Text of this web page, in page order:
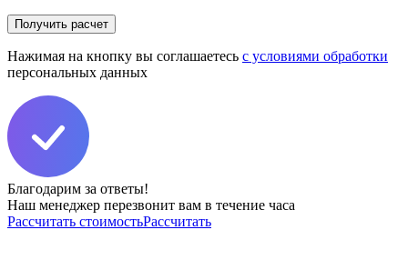
пустым.
Нажимая на кнопку вы соглашаетесь с условиями обработки
персональных данных
Благодарим за ответы!
Наш менеджер перезвонит вам в течение часа
Рассчитать стоимостьРассчитать